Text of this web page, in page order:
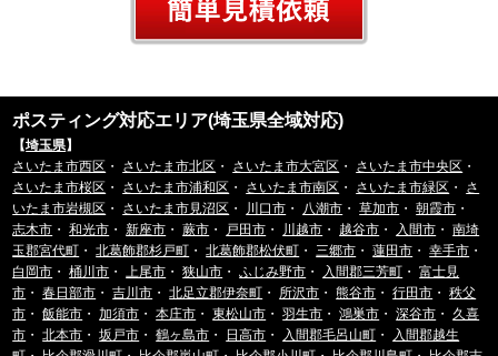
ポスティング対応エリア(埼玉県全域対応)
【埼玉県】
さいたま市西区 ・ さいたま市北区 ・ さいたま市大宮区 ・ さいたま市中央区 ・
さいたま市桜区 ・ さいたま市浦和区 ・ さいたま市南区 ・ さいたま市緑区 ・ さ
いたま市岩槻区 ・ さいたま市見沼区 ・ 川口市 ・ 八潮市 ・草加市 ・朝霞市 ・
志木市 ・和光市 ・新座市 ・蕨市 ・ 戸田市 ・ 川越市 ・ 越谷市 ・ 入間市 ・南埼
玉郡宮代町 ・北葛飾郡杉戸町 ・北葛飾郡松伏町 ・ 三郷市 ・蓮田市 ・幸手市 ・
白岡市 ・桶川市 ・ 上尾市 ・狭山市 ・ふじみ野市 ・ 入間郡三芳町 ・富士見
市 ・春日部市 ・吉川市 ・北足立郡伊奈町 ・ 所沢市 ・熊谷市 ・行田市 ・秩父
市 ・飯能市 ・加須市 ・本庄市 ・東松山市 ・羽生市 ・鴻巣市 ・深谷市 ・ 久喜
市 ・北本市 ・坂戸市 ・鶴ヶ島市 ・ 日高市 ・ 入間郡毛呂山町 ・
入間郡越生